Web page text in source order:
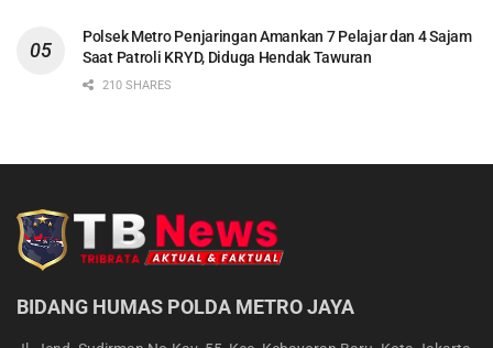
Polsek Metro Penjaringan Amankan 7 Pelajar dan 4 Sajam
Saat Patroli KRYD, Diduga Hendak Tawuran
210 SHARES
BIDANG HUMAS POLDA METRO JAYA